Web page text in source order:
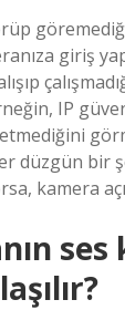
giriş
IP
düzgün bir
kamera
ses